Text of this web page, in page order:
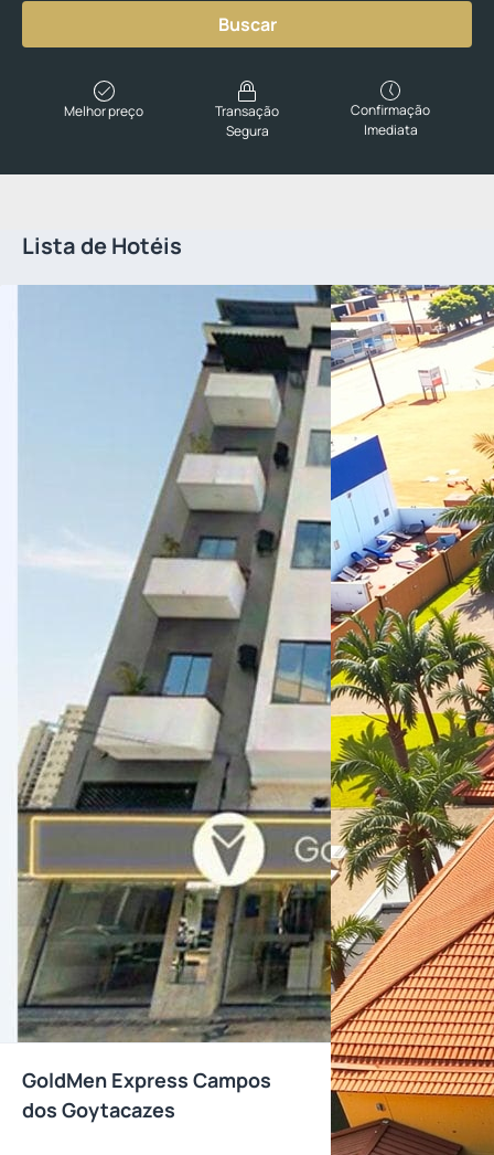
Buscar
Melhor preço
Transação
Segura
Confirmação
Imediata
Lista de Hotéis
GoldMen Express Campos
dos Goytacazes